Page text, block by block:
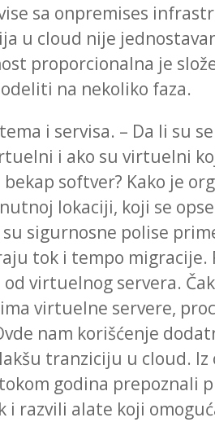
sa onpremises
u cloud nije
proporcionalna je
na nekoliko faza.
i servisa. – Da li su
i ako su virtuelni
softver? Kako je
lokaciji, koji se
sigurnosne polise
tok i tempo migracije.
virtuelnog servera.
virtuelne servere,
nam korišćenje
tranziciju u cloud. Iz
godina prepoznali
i razvili alate koji